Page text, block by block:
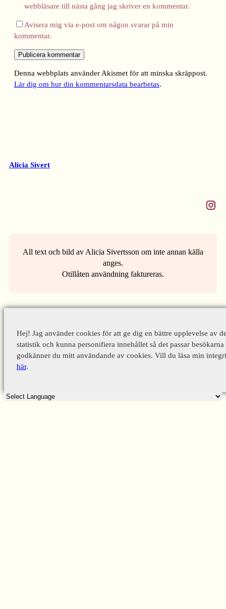
webbläsare till nästa gång jag skriver en kommentar.
Avisera mig via e-post om någon svarar på min
kommentar.
Denna webbplats använder Akismet för att minska skräppost.
Lär dig om hur din kommentarsdata bearbetas.
Alicia Sivert
Instagram
All text och bild av Alicia Sivertsson om inte annan källa
anges.
Otillåten användning faktureras.
Hej! Jag använder cookies för att ge dig en bättre upplevelse av
statistik och kunna personifiera innehållet så det passar
godkänner du mitt användande av cookies. Vill du läsa min
här.